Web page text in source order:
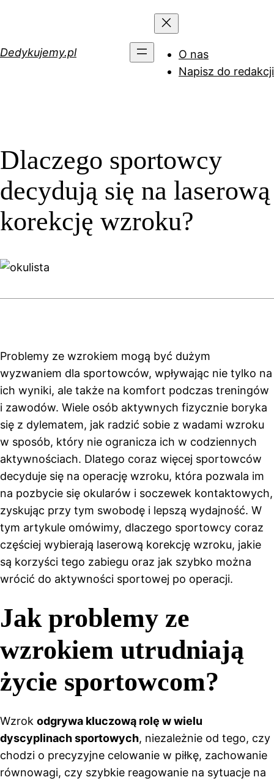
Dedykujemy.pl
O nas
Napisz do redakcji
Dlaczego sportowcy
decydują się na laserową
korekcję wzroku?
Problemy ze wzrokiem mogą być dużym
wyzwaniem dla sportowców, wpływając nie tylko na
ich wyniki, ale także na komfort podczas treningów
i zawodów. Wiele osób aktywnych fizycznie boryka
się z dylematem, jak radzić sobie z wadami wzroku
w sposób, który nie ogranicza ich w codziennych
aktywnościach. Dlatego coraz więcej sportowców
decyduje się na operację wzroku, która pozwala im
na pozbycie się okularów i soczewek kontaktowych,
zyskując przy tym swobodę i lepszą wydajność. W
tym artykule omówimy, dlaczego sportowcy coraz
częściej wybierają laserową korekcję wzroku, jakie
są korzyści tego zabiegu oraz jak szybko można
wrócić do aktywności sportowej po operacji.
Jak problemy ze
wzrokiem utrudniają
życie sportowcom?
Wzrok odgrywa kluczową rolę w wielu
dyscyplinach sportowych, niezależnie od tego, czy
chodzi o precyzyjne celowanie w piłkę, zachowanie
równowagi, czy szybkie reagowanie na sytuacje na